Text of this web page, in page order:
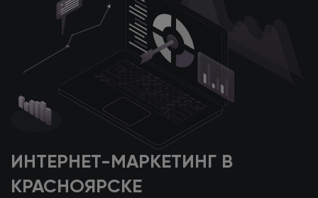
ИНТЕРНЕТ-МАРКЕТИНГ В
КРАСНОЯРСКЕ